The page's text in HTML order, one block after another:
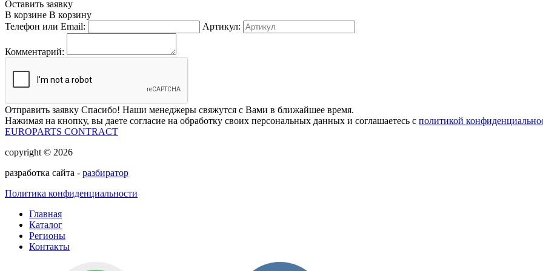
Оставить заявку
В корзине В корзину
Телефон или Email:
Артикул:
Комментарий:
Отправить заявку Спасибо! Наши менеджеры свяжутся с Вами в ближайшее время.
Нажимая на кнопку, вы даете согласие на обработку своих персональных данных и соглашаетесь с политикой
EUROPARTS CONTRACT
copyright © 2026
разработка сайта - разбиратор
Политика конфиденциальности
Главная
Каталог
Регионы
Контакты